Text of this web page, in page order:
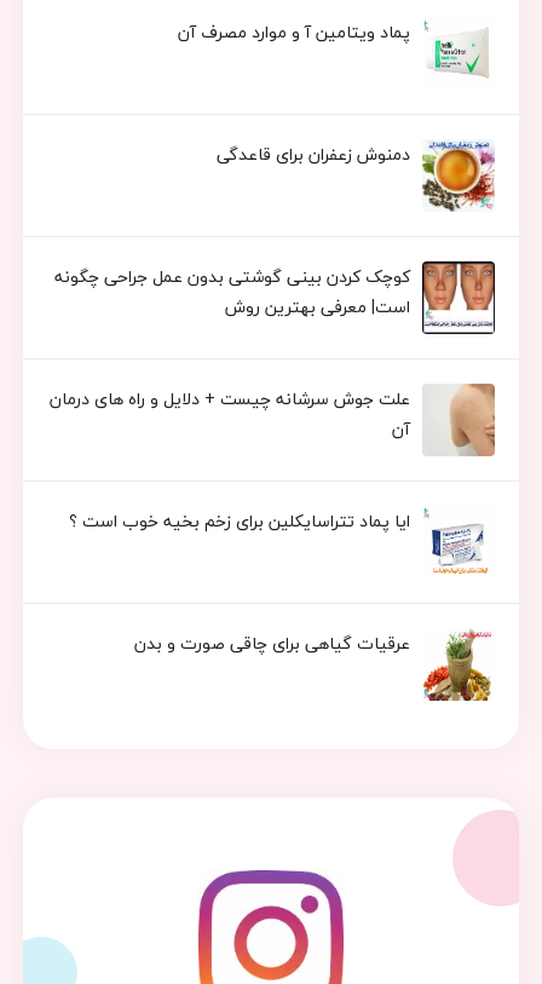
پماد ویتامین آ و موارد مصرف آن
دمنوش زعفران برای قاعدگی
کوچک کردن بینی گوشتی بدون عمل جراحی چگونه
است| معرفی بهترین روش
علت جوش سرشانه چیست + دلایل و راه های درمان
آن
ایا پماد تتراسایکلین برای زخم بخیه خوب است ؟
عرقیات گیاهی برای چاقی صورت و بدن